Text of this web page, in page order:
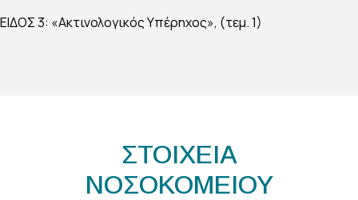
ΕΙΔΟΣ 3: «Ακτινολογικός Υπέρηχος», (τεμ. 1)
ΣΤΟΙΧΕΙΑ
ΝΟΣΟΚΟΜΕΙΟΥ